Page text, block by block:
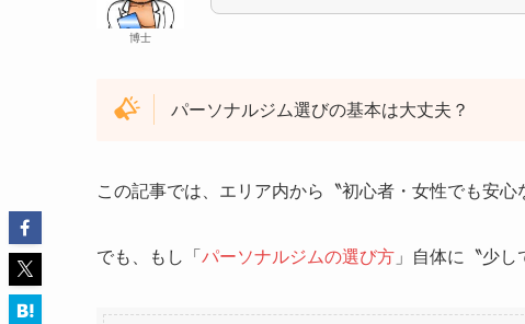
博士
パーソナルジム選びの基本は大丈夫？
この記事では、エリア内から〝初心者・女性でも安心
でも、もし「 パーソナルジムの選び方 」自体に〝少